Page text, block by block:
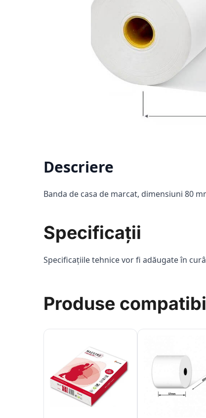
Descriere
Banda de casa de marcat, dimensiuni 80
Specificații
Specificațiile tehnice vor fi adăugate în
Produse